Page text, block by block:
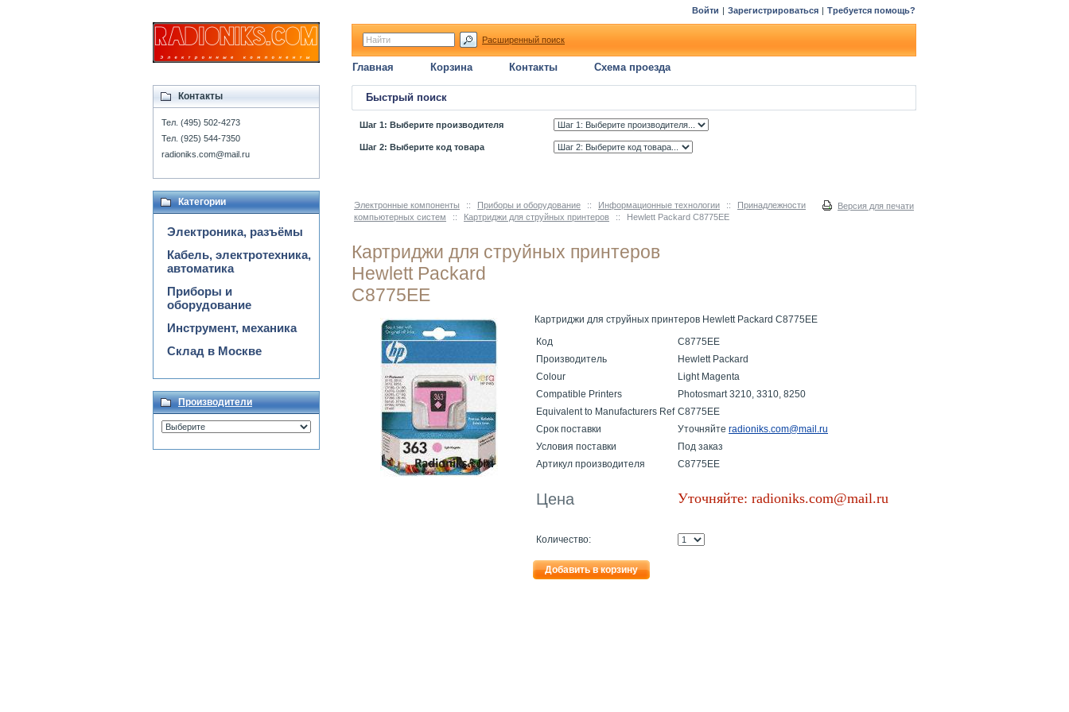
Быстрый поиск
Шаг 1: Выберите производителя
Шаг 2: Выберите код товара
Электронные компоненты :: Приборы и оборудование :: Информационные технологии ::
Принадлежности
компьютерных систем
:: Картриджи для струйных принтеров :: Hewlett Packard C8775EE
Версия для печати
Картриджи для струйных принтеров
Hewlett Packard
C8775EE
Картриджи для струйных принтеров Hewlett Packard C8775EE
Код
C8775EE
Производитель
Hewlett Packard
Colour
Light Magenta
Compatible Printers
Photosmart 3210, 3310, 8250
Equivalent to Manufacturers Ref C8775EE
Cрок поставки
Уточняйте radioniks.com@mail.ru
Условия поставки
Под заказ
Артикул производителя
C8775EE
Цена Уточняйте: radioniks.com@mail.ru
Количество:
Добавить в корзину
Контакты
Тел. (495) 502-4273
Тел. (925) 544-7350
radioniks.com@mail.ru
Категории
Электроника, разъёмы
Кабель, электротехника,
автоматика
Приборы и
оборудование
Инструмент, механика
Склад в Москве
Производители
Войти | Зарегистрироваться | Требуется помощь?
Расширенный поиск
Главная Корзина Контакты Схема проезда